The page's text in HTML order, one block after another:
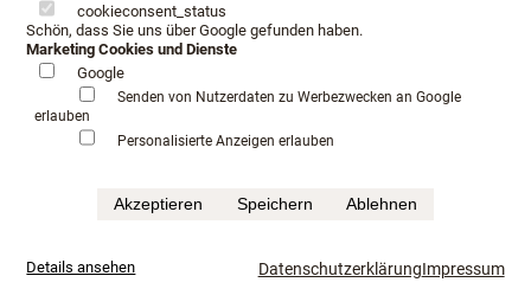
Schlafkultur
Lang berät Sie
System für Sie zusammen. Nur ein Fachhändler mit
cookieconsent_status
Schön, dass Sie uns über Google gefunden haben.
Marketing Cookies und Dienste
Google
Senden von Nutzerdaten zu Werbezwecken an Google
erlauben
Personalisierte Anzeigen erlauben
Akzeptieren Speichern Ablehnen
Details ansehen DatenschutzerklärungImpressum